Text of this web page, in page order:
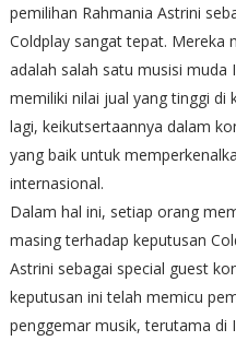
pemilihan Rahmania Astrini
Coldplay sangat tepat. Mereka
adalah salah satu musisi muda
memiliki nilai jual yang tinggi di
lagi, keikutsertaannya dalam
yang baik untuk
internasional.
Dalam hal ini, setiap orang
masing terhadap keputusan
Astrini sebagai special guest
keputusan ini telah memicu
penggemar musik, terutama di